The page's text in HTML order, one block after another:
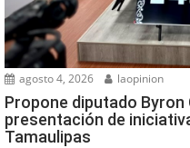
agosto 4, 2026 laopinion
Propone diputado
presentación de
Tamaulipas